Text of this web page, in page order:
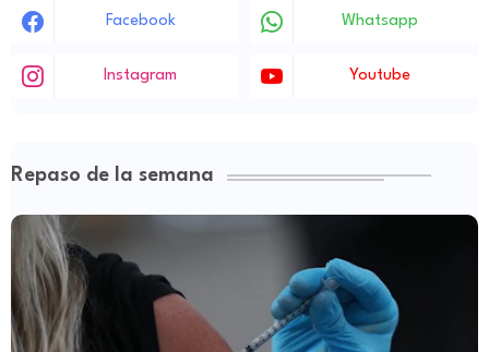
Facebook Whatsapp
Instagram Youtube
Repaso de la semana